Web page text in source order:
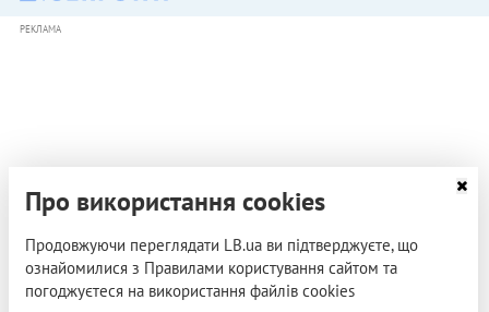
РЕКЛАМА
Про використання cookies
Продовжуючи переглядати LB.ua ви підтверджуєте, що
ознайомилися з Правилами користування сайтом та
погоджуєтеся на використання файлів cookies